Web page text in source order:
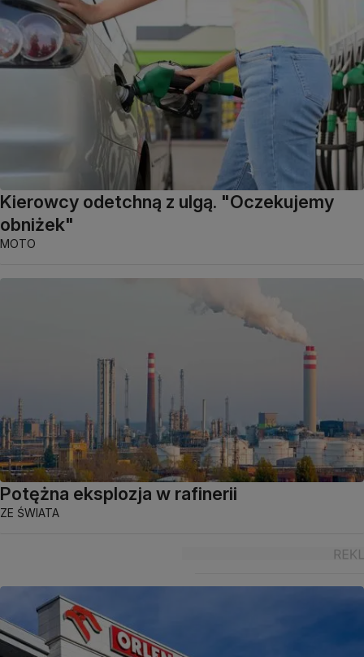
Kierowcy odetchną z ulgą. "Oczekujemy
obniżek"
MOTO
Potężna eksplozja w rafinerii
ZE ŚWIATA